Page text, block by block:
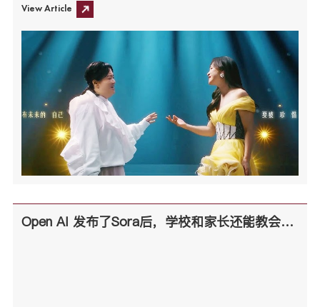
View Article
Open AI 发布了Sora后，学校和家长还能教会孩子些什么？